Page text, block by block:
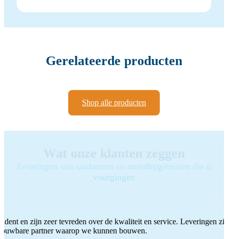
Gerelateerde producten
Shop alle producten
Ervaringen van tandartsen en mondhygiënisten die u
voorgingen
en zijn zeer tevreden over de kwaliteit en service. Leveringen
partner waarop we kunnen bouwen.